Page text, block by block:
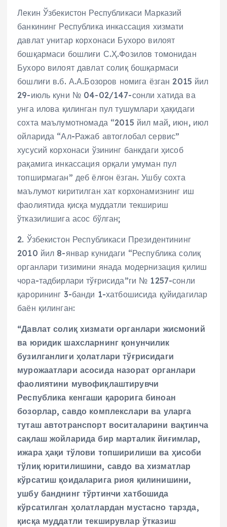
Лекин Ўзбекистон Республикаси Марказий
банкининг Республика инкассация хизмати
давлат унитар корхонаси Бухоро вилоят
бошқармаси бошлиғи С.Ҳ.Фозилов томонидан
Бухоро вилоят давлат солиқ бошқармаси
бошлиғи в.б. А.А.Бозоров номига ёзган 2015 йил
29-июль куни № 04-02/147-сонли хатида ва
унга илова қилинган пул тушумлари ҳақидаги
сохта маълумотномада “2015 йил май, июн, июл
ойларида “Ал-Ражаб автоглобал сервис”
хусусий корхонаси ўзининг банкдаги ҳисоб
рақамига инкассация орқали умуман пул
топширмаган” деб ёлғон ёзган. Ушбу сохта
маълумот киритилган хат корхонамизнинг иш
фаолиятида қисқа муддатли текшириш
ўтказилишига асос бўлган;
2. Ўзбекистон Республикаси Президентининг
2010 йил 8-январ кунидаги “Республика солиқ
органлари тизимини янада модернизация қилиш
чора-тадбирлари тўғрисида”ги № 1257-сонли
қарорининг 3-банди 1-хатбошисида қуйидагилар
баён қилинган:
“Давлат солиқ хизмати органлари жисмоний
ва юридик шахсларнинг қонунчилик
бузилганлиги ҳолатлари тўғрисидаги
мурожаатлари асосида назорат органлари
фаолиятини мувофиқлаштирувчи
Республика кенгаши қарорига биноан
бозорлар, савдо комплекслари ва уларга
туташ автотранспорт воситаларини вақтинча
сақлаш жойларида бир марталик йиғимлар,
ижара ҳақи тўлови топширилиши ва ҳисоби
тўлиқ юритилишини, савдо ва хизматлар
кўрсатиш қоидаларига риоя қилинишини,
ушбу банднингтўртинчи хатбошида
кўрсатилган ҳолатлардан мустасно тарзда,
қисқа муддатли текширувлар ўтказиш